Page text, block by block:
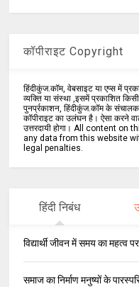
कॉपीराइट Copyright
हिंदीकुंज.कॉम, वेबसाइट या एप्स में
व्यक्ति या संस्था ,इसमें प्रकाशित
पुनर्प्रकाशन, हिंदीकुंज.कॉम के
कॉपीराइट का उलंघन है। ऐसा करने
उत्तरदायी होगा। All content
any data from this website
legal penalties.
हिंदी निबंध
विद्यार्थी जीवन में समय का महत्व
समाज का निर्माण मनुष्यों के